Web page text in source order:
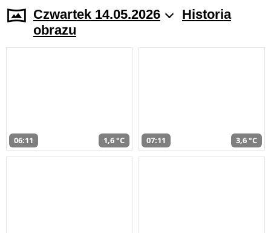
Czwartek 14.05.2026
Historia
obrazu
06:11 1,6 °C 07:11 3,6 °C